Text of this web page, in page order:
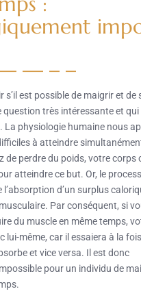
s’il est possible de maigrir et de
question très intéressante et
La physiologie humaine nous
à atteindre
de perdre du poids, votre corps
atteindre ce but. Or, le
l’absorption d’un surplus
Par conséquent, si
du muscle en même temps,
lui-même, car il essaiera à la
et vice versa. Il est donc
pour un individu de